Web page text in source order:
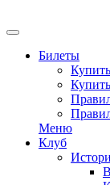
Билеты
Меню
Клуб